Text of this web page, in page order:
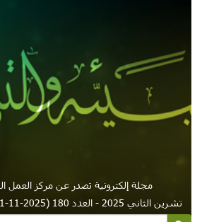
مجلة إلكترونية تصدر عن مركز العمل
تشرين الثاني 2025 - العدد 180 (2025-11-01)